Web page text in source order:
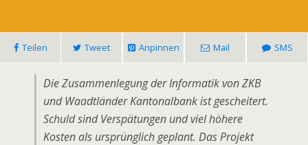
Teilen Tweet Anpinnen Mail SMS
Die Zusammenlegung der Informatik von ZKB
und Waadtländer Kantonalbank ist gescheitert.
Schuld sind Verspätungen und viel höhere
Kosten als ursprünglich geplant. Das Projekt